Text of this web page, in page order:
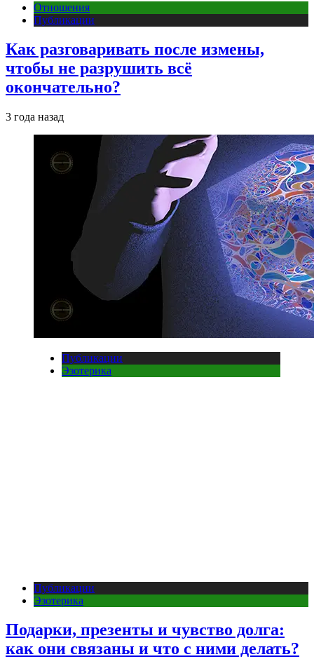
Отношения
Публикации
Как разговаривать после измены,
чтобы не разрушить всё
окончательно?
3 года назад
Публикации
Эзотерика
Публикации
Эзотерика
Подарки, презенты и чувство долга:
как они связаны и что с ними делать?